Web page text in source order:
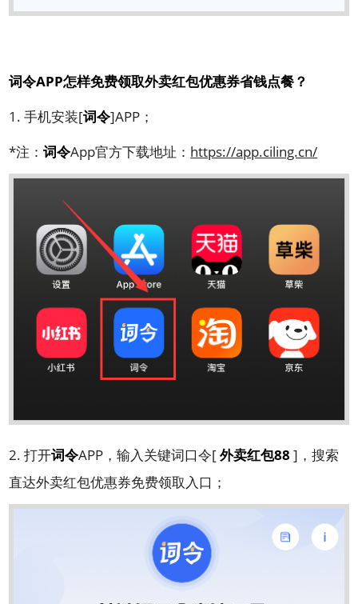
词令APP怎样免费领取外卖红包优惠券省钱点餐？
1. 手机安装[词令]APP；
*注：词令App官方下载地址： https://app.ciling.cn/
2. 打开词令APP，输入关键词口令[外卖红包88 ]，搜索
直达外卖红包优惠券免费领取入口；